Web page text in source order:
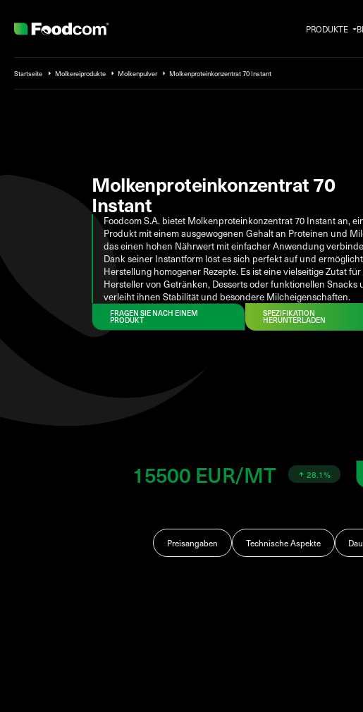
PRODUKTE
Startseite Molkereiprodukte Molkenpulver Molkenproteinkonzentrat 70 Instant
Molkenproteinkonzentrat 70
Instant
Foodcom S.A. bietet Molkenproteinkonzentrat 70 Instant an,
Produkt mit einem ausgewogenen Gehalt an Proteinen und
das einen hohen Nährwert mit einfacher Anwendung
Dank seiner Instantform löst es sich perfekt auf und
Herstellung homogener Rezepte. Es ist eine vielseitige Zutat
Hersteller von Getränken, Desserts oder funktionellen Snacks
verleiht ihnen Stabilität und besondere Milcheigenschaften.
FRAGEN SIE NACH EINEM
PRODUKT
SPEZIFIKATION
HERUNTERLADEN
15500 EUR/MT 28.1%
Preisangaben Technische Aspekte